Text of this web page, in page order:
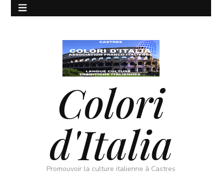
Colori
d'Italia
Promouvoir la culture italienne à Castres